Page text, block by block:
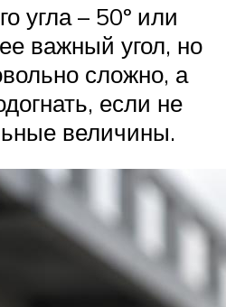
угла – 50º или
важный угол, но
сложно, а
если не
величины.